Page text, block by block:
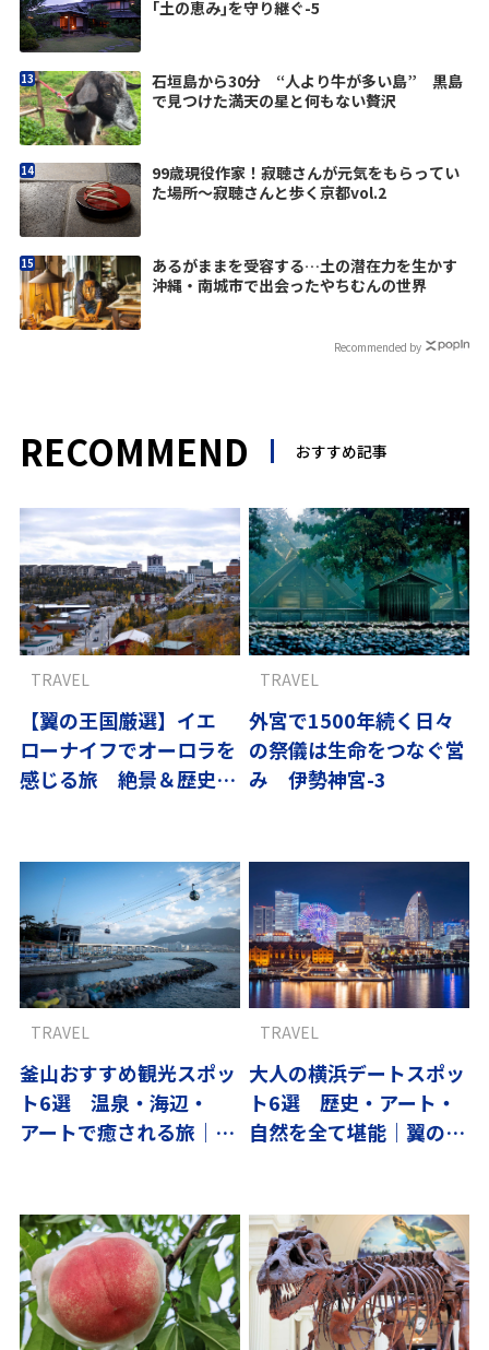
｢土の恵み｣を守り継ぐ-5
石垣島から30分 “人より牛が多い島” 黒島
で見つけた満天の星と何もない贅沢
99歳現役作家！寂聴さんが元気をもらってい
た場所〜寂聴さんと歩く京都vol.2
あるがままを受容する…土の潜在力を生かす
沖縄・南城市で出会ったやちむんの世界
Recommended by
RECOMMEND おすすめ記事
【翼の王国厳選】イエ
ローナイフでオーロラを
感じる旅 絶景＆歴史ス
TRAVEL
外宮で1500年続く日々
の祭儀は生命をつなぐ営
み 伊勢神宮-3
TRAVEL
釜山おすすめ観光スポッ
ト6選 温泉・海辺・
アートで癒される旅｜翼
TRAVEL
大人の横浜デートスポッ
ト6選 歴史・アート・
自然を全て堪能｜翼の王
TRAVEL